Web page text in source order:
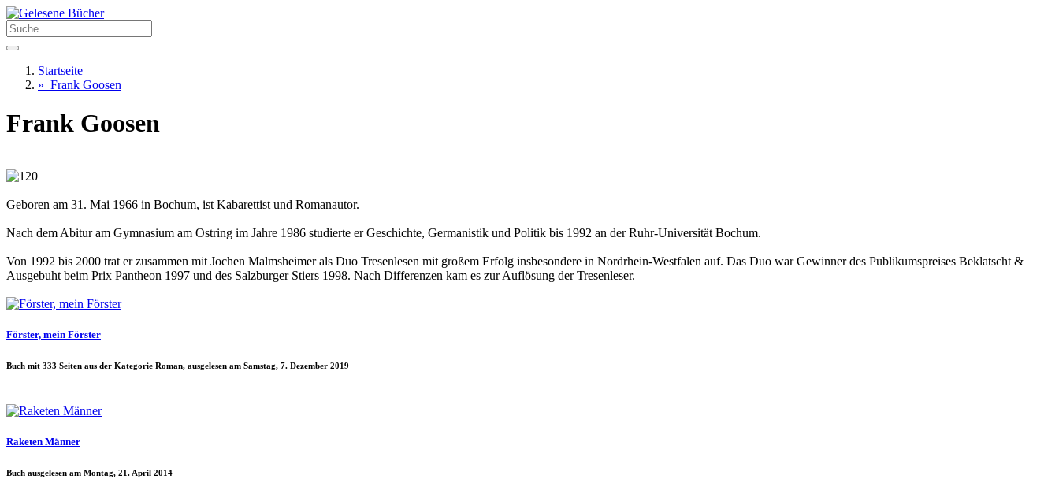
Startseite
» Frank Goosen
Frank Goosen
Geboren am 31. Mai 1966 in Bochum, ist Kabarettist und Romanautor.
Nach dem Abitur am Gymnasium am Ostring im Jahre 1986 studierte er Geschichte, Germanistik und Politik bis 1992 an der Ruhr-Universität Bochum.
Von 1992 bis 2000 trat er zusammen mit Jochen Malmsheimer als Duo Tresenlesen mit großem Erfolg insbesondere in Nordrhein-Westfalen auf. Das Duo war Gewinner des Publikumspreises Beklatscht &
Ausgebuht beim Prix Pantheon 1997 und des Salzburger Stiers 1998. Nach Differenzen kam es zur Auflösung der Tresenleser.
Förster, mein Förster
Buch mit 333 Seiten aus der Kategorie Roman, ausgelesen am Samstag, 7. Dezember 2019
Raketen Männer
Buch ausgelesen am Montag, 21. April 2014